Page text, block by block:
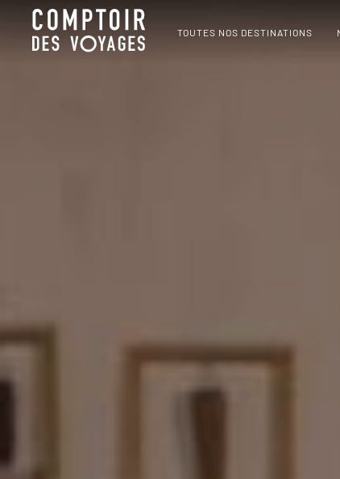
TOUTES NOS DESTINATIONS